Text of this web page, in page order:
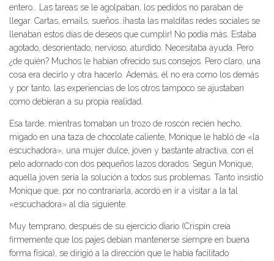
entero… Las tareas se le agolpaban, los pedidos no paraban de
llegar. Cartas, emails, sueños…¡hasta las malditas redes sociales se
llenaban estos días de deseos que cumplir! No podía más. Estaba
agotado, desorientado, nervioso, aturdido. Necesitaba ayuda. Pero
¿de quién? Muchos le habían ofrecido sus consejos. Pero claro, una
cosa era decirlo y otra hacerlo. Además, él no era como los demás
y por tanto, las experiencias de los otros tampoco se ajustaban
como debieran a su propia realidad.
Esa tarde, mientras tomaban un trozo de roscón recién hecho,
migado en una taza de chocolate caliente, Monique le habló de «la
escuchadora», una mujer dulce, joven y bastante atractiva, con el
pelo adornado con dos pequeños lazos dorados. Según Monique,
aquella joven sería la solución a todos sus problemas. Tanto insistió
Monique que, por no contrariarla, acordó en ir a visitar a la tal
«escuchadora» al día siguiente.
Muy temprano, después de su ejercicio diario (Crispín creía
firmemente que los pajes debían mantenerse siempre en buena
forma física), se dirigió a la dirección que le había facilitado